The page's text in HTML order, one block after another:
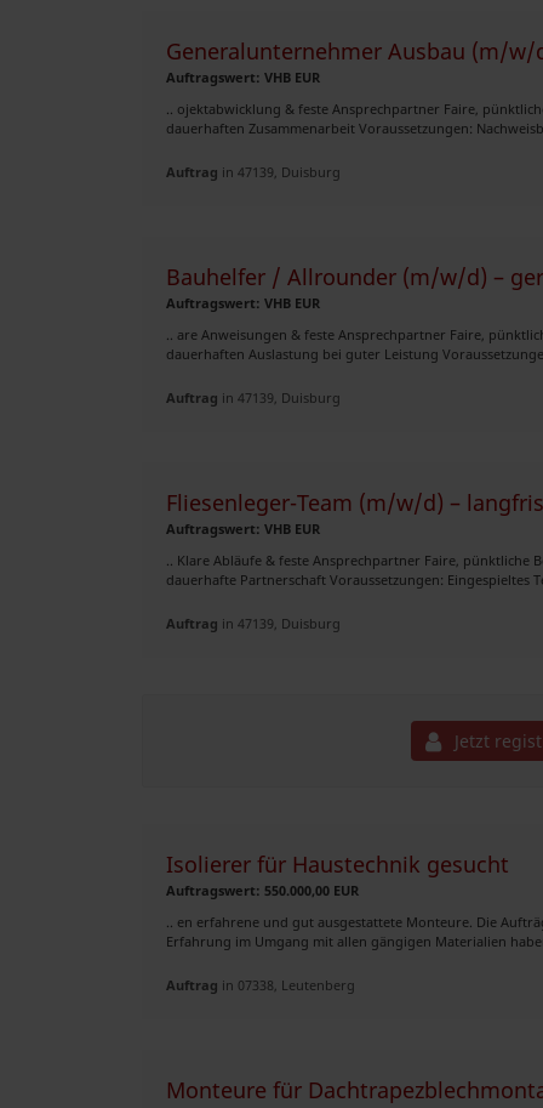
Generalunternehmer Ausbau (m/
Auftragswert: VHB EUR
.. ojektabwicklung & feste Ansprechpartner Faire,
dauerhaften Zusammenarbeit Voraussetzungen:
Auftrag in 47139, Duisburg
Bauhelfer / Allrounder (m/w/d) –
Auftragswert: VHB EUR
.. are Anweisungen & feste Ansprechpartner Faire,
dauerhaften Auslastung bei guter Leistung
Auftrag in 47139, Duisburg
Fliesenleger-Team (m/w/d) –
Auftragswert: VHB EUR
.. Klare Abläufe & feste Ansprechpartner Faire, pünktliche
dauerhafte Partnerschaft Voraussetzungen: Eingespieltes
Auftrag in 47139, Duisburg
Jetzt
Isolierer für Haustechnik gesucht
Auftragswert: 550.000,00 EUR
.. en erfahrene und gut ausgestattete Monteure. Die
Erfahrung im Umgang mit allen gängigen Materialien
Auftrag in 07338, Leutenberg
Monteure für